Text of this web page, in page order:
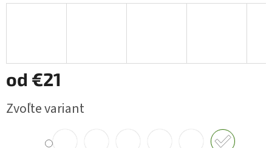
od €21
cena:
Zvoľte variant